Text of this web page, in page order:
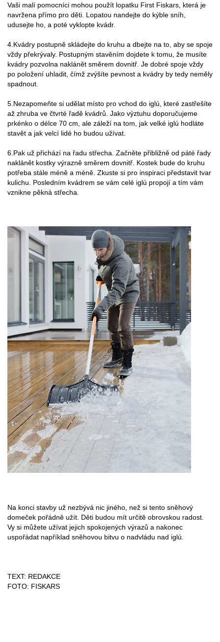
Vaši malí pomocníci mohou použít lopatku First Fiskars, která je
navržena přímo pro děti. Lopatou nandejte do kýble sníh,
udusejte ho, a poté vyklopte kvádr.
4.Kvádry postupně skládejte do kruhu a dbejte na to, aby se spoje
vždy překrývaly. Postupným stavěním dojdete k tomu, že musíte
kvádry pozvolna naklánět směrem dovnitř. Je dobré spoje vždy
po položení uhladit, čímž zvýšíte pevnost a kvádry by tedy neměly
spadnout.
5.Nezapomeňte si udělat místo pro vchod do iglú, které zastřešíte
až zhruba ve čtvrté řadě kvádrů. Jako výztuhu doporučujeme
prkénko o délce 70 cm, ale záleží na tom, jak velké iglú hodláte
stavět a jak velcí lidé ho budou užívat.
6.Pak už přichází na řadu střecha. Začněte přibližně od páté řady
naklánět kostky výrazně směrem dovnitř. Kostek bude do kruhu
potřeba stále méně a méně. Zkuste si pro inspiraci představit tvar
kulichu. Posledním kvádrem se vám celé iglú propojí a tím vám
vznikne pěkná střecha.
Na konci stavby už nezbývá nic jiného, než si tento sněhový
domeček pořádně užít. Děti budou mít určitě obrovskou radost.
Vy si můžete užívat jejich spokojených výrazů a nakonec
uspořádat například sněhovou bitvu o nadvládu nad iglú.
TEXT: REDAKCE
FOTO: FISKARS